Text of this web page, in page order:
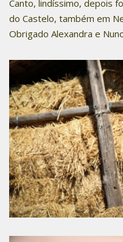
Canto, lindíssimo, depois
do Castelo, também em
Obrigado Alexandra e